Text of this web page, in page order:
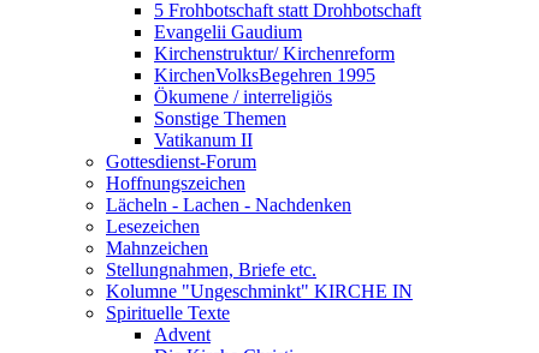
5 Frohbotschaft statt Drohbotschaft
Evangelii Gaudium
Kirchenstruktur/ Kirchenreform
KirchenVolksBegehren 1995
Ökumene / interreligiös
Sonstige Themen
Vatikanum II
Gottesdienst-Forum
Hoffnungszeichen
Lächeln - Lachen - Nachdenken
Lesezeichen
Mahnzeichen
Stellungnahmen, Briefe etc.
Kolumne "Ungeschminkt" KIRCHE IN
Spirituelle Texte
Advent